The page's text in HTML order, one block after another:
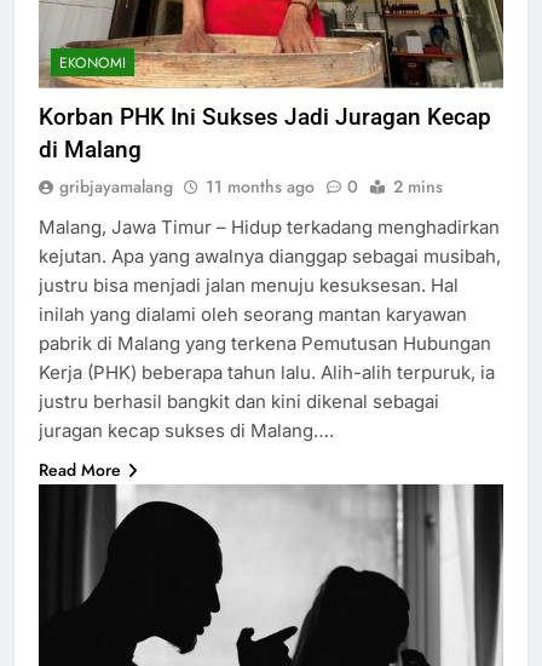
EKONOMI
Korban PHK Ini Sukses Jadi Juragan Kecap
di Malang
gribjayamalang 11 months ago 0 2 mins
Malang, Jawa Timur – Hidup terkadang menghadirkan
kejutan. Apa yang awalnya dianggap sebagai musibah,
justru bisa menjadi jalan menuju kesuksesan. Hal
inilah yang dialami oleh seorang mantan karyawan
pabrik di Malang yang terkena Pemutusan Hubungan
Kerja (PHK) beberapa tahun lalu. Alih-alih terpuruk, ia
justru berhasil bangkit dan kini dikenal sebagai
juragan kecap sukses di Malang….
Read More